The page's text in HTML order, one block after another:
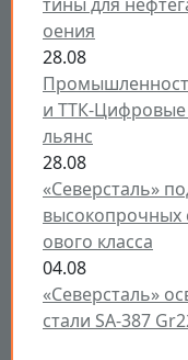
оения
28.08
и ТТК-
льянс
28.08
«Северсталь»
высокопрочных
ового класса
04.08
«Северсталь»
стали SA-387